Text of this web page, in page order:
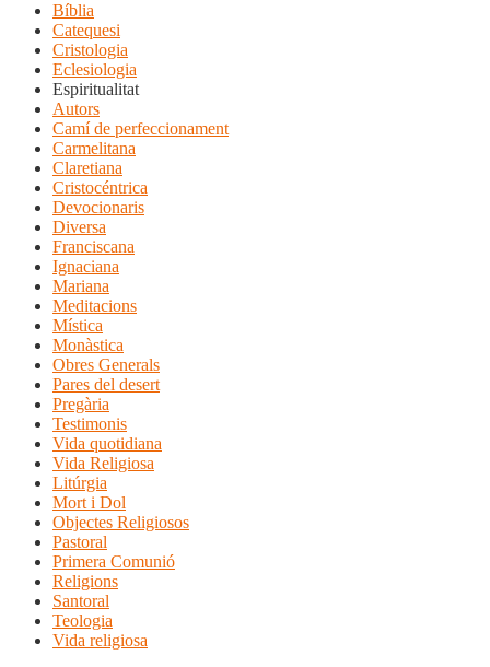
Bíblia
Catequesi
Cristologia
Eclesiologia
Espiritualitat
Autors
Camí de perfeccionament
Carmelitana
Claretiana
Cristocéntrica
Devocionaris
Diversa
Franciscana
Ignaciana
Mariana
Meditacions
Mística
Monàstica
Obres Generals
Pares del desert
Pregària
Testimonis
Vida quotidiana
Vida Religiosa
Litúrgia
Mort i Dol
Objectes Religiosos
Pastoral
Primera Comunió
Religions
Santoral
Teologia
Vida religiosa